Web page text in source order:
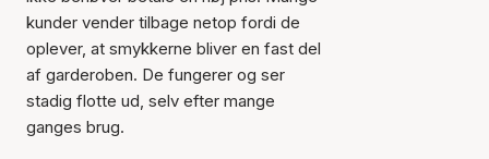
kunder vender tilbage netop fordi de
oplever, at smykkerne bliver en fast del
af garderoben. De fungerer og ser
stadig flotte ud, selv efter mange
ganges brug.